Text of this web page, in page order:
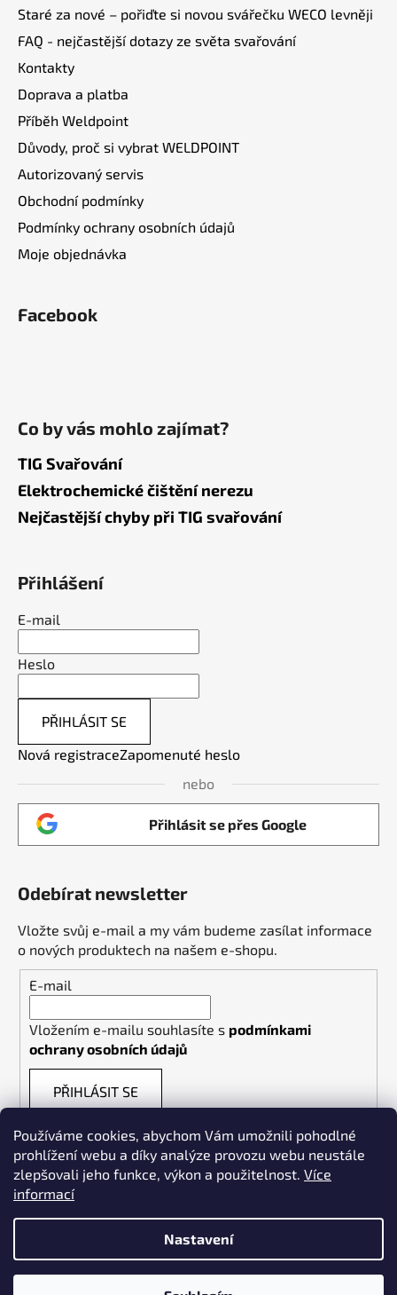
Používáme cookies, abychom Vám umožnili pohodlné
prohlížení webu a díky analýze provozu webu neustále
zlepšovali jeho funkce, výkon a použitelnost. Více
informací
Nastavení
Staré za nové – pořiďte si novou svářečku WECO levněji
FAQ - nejčastější dotazy ze světa svařování
Kontakty
Doprava a platba
Příběh Weldpoint
Důvody, proč si vybrat WELDPOINT
Autorizovaný servis
Obchodní podmínky
Podmínky ochrany osobních údajů
Moje objednávka
Facebook
Co by vás mohlo zajímat?
TIG Svařování
Elektrochemické čištění nerezu
Nejčastější chyby při TIG svařování
Přihlášení
E-mail
Heslo
PŘIHLÁSIT SE
Nová registraceZapomenuté heslo
nebo
Přihlásit se přes Google
Odebírat newsletter
Vložte svůj e-mail a my vám budeme zasílat informace
o nových produktech na našem e-shopu.
E-mail
Vložením e-mailu souhlasíte s podmínkami
ochrany osobních údajů
PŘIHLÁSIT SE